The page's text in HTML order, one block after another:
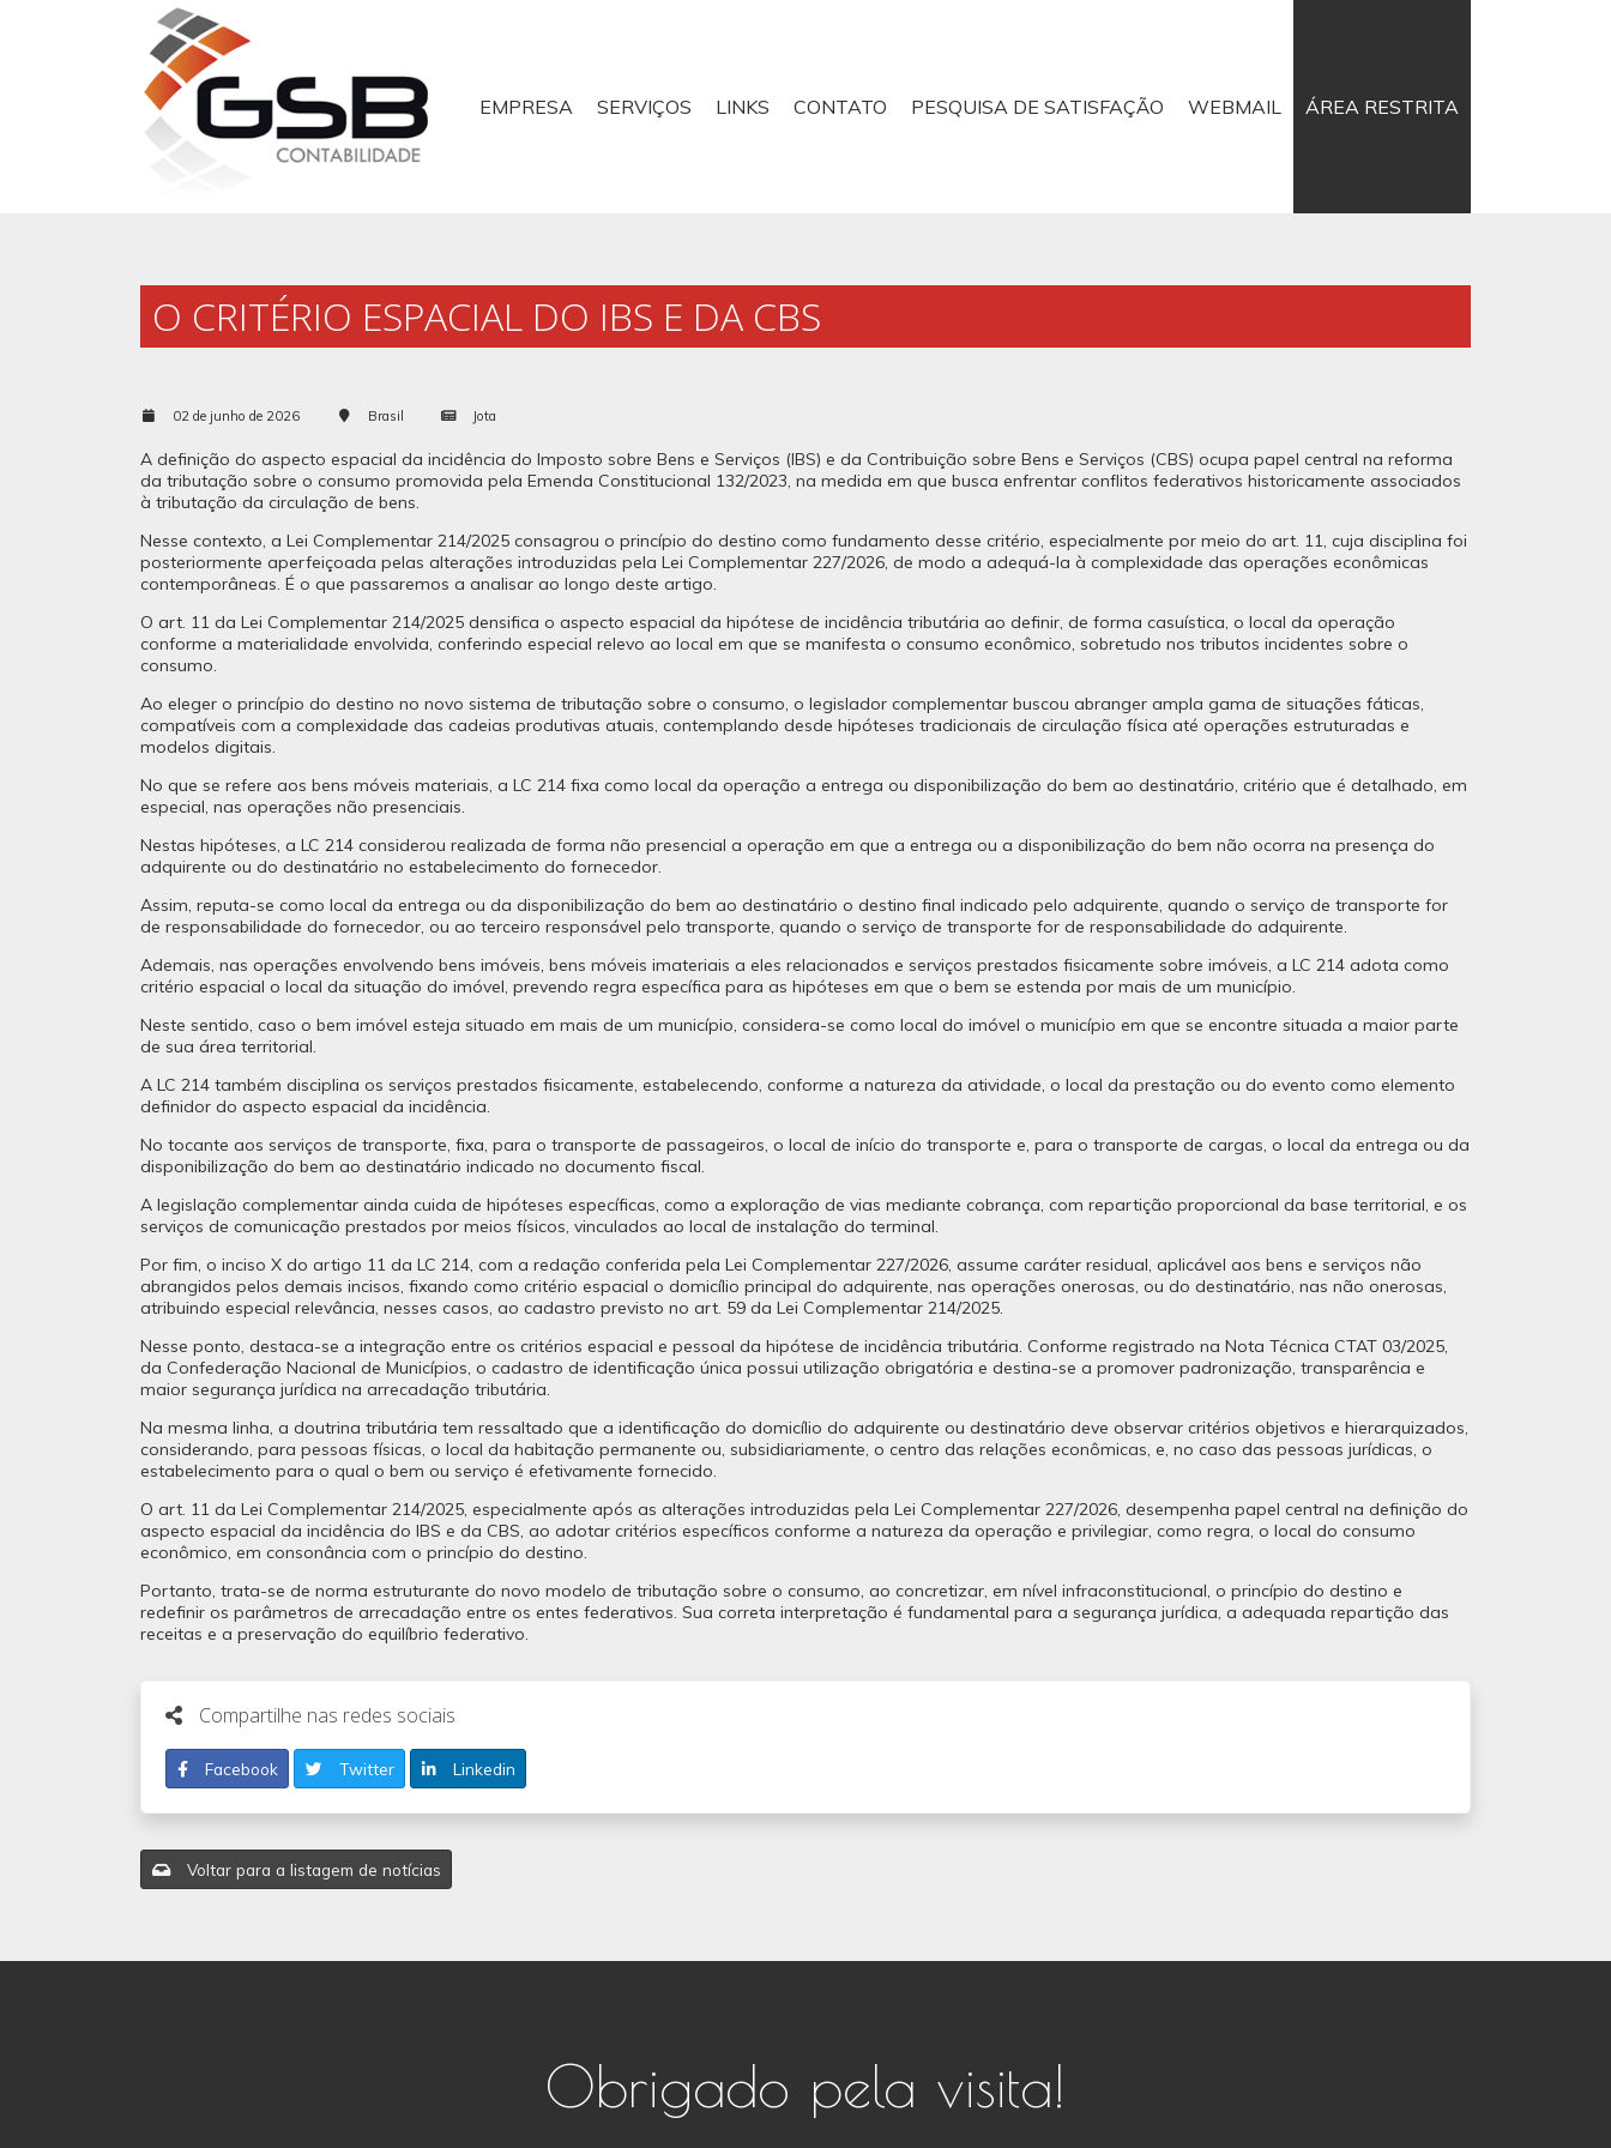
EMPRESA SERVIÇOS LINKS CONTATO PESQUISA DE SATISFAÇÃO WEBMAIL ÁREA RESTRITA
O CRITÉRIO ESPACIAL DO IBS E DA CBS
02 de junho de 2026 Brasil Jota
A definição do aspecto espacial da incidência do Imposto sobre Bens e Serviços (IBS) e da Contribuição sobre Bens e Serviços (CBS) ocupa papel central na reforma
da tributação sobre o consumo promovida pela Emenda Constitucional 132/2023, na medida em que busca enfrentar conflitos federativos historicamente associados
à tributação da circulação de bens.
Nesse contexto, a Lei Complementar 214/2025 consagrou o princípio do destino como fundamento desse critério, especialmente por meio do art. 11, cuja disciplina foi
posteriormente aperfeiçoada pelas alterações introduzidas pela Lei Complementar 227/2026, de modo a adequá-la à complexidade das operações econômicas
contemporâneas. É o que passaremos a analisar ao longo deste artigo.
O art. 11 da Lei Complementar 214/2025 densifica o aspecto espacial da hipótese de incidência tributária ao definir, de forma casuística, o local da operação
conforme a materialidade envolvida, conferindo especial relevo ao local em que se manifesta o consumo econômico, sobretudo nos tributos incidentes sobre o
consumo.
Ao eleger o princípio do destino no novo sistema de tributação sobre o consumo, o legislador complementar buscou abranger ampla gama de situações fáticas,
compatíveis com a complexidade das cadeias produtivas atuais, contemplando desde hipóteses tradicionais de circulação física até operações estruturadas e
modelos digitais.
No que se refere aos bens móveis materiais, a LC 214 fixa como local da operação a entrega ou disponibilização do bem ao destinatário, critério que é detalhado, em
especial, nas operações não presenciais.
Nestas hipóteses, a LC 214 considerou realizada de forma não presencial a operação em que a entrega ou a disponibilização do bem não ocorra na presença do
adquirente ou do destinatário no estabelecimento do fornecedor.
Assim, reputa-se como local da entrega ou da disponibilização do bem ao destinatário o destino final indicado pelo adquirente, quando o serviço de transporte for
de responsabilidade do fornecedor, ou ao terceiro responsável pelo transporte, quando o serviço de transporte for de responsabilidade do adquirente.
Ademais, nas operações envolvendo bens imóveis, bens móveis imateriais a eles relacionados e serviços prestados fisicamente sobre imóveis, a LC 214 adota como
critério espacial o local da situação do imóvel, prevendo regra específica para as hipóteses em que o bem se estenda por mais de um município.
Neste sentido, caso o bem imóvel esteja situado em mais de um município, considera-se como local do imóvel o município em que se encontre situada a maior parte
de sua área territorial.
A LC 214 também disciplina os serviços prestados fisicamente, estabelecendo, conforme a natureza da atividade, o local da prestação ou do evento como elemento
definidor do aspecto espacial da incidência.
No tocante aos serviços de transporte, fixa, para o transporte de passageiros, o local de início do transporte e, para o transporte de cargas, o local da entrega ou da
disponibilização do bem ao destinatário indicado no documento fiscal.
A legislação complementar ainda cuida de hipóteses específicas, como a exploração de vias mediante cobrança, com repartição proporcional da base territorial, e os
serviços de comunicação prestados por meios físicos, vinculados ao local de instalação do terminal.
Por fim, o inciso X do artigo 11 da LC 214, com a redação conferida pela Lei Complementar 227/2026, assume caráter residual, aplicável aos bens e serviços não
abrangidos pelos demais incisos, fixando como critério espacial o domicílio principal do adquirente, nas operações onerosas, ou do destinatário, nas não onerosas,
atribuindo especial relevância, nesses casos, ao cadastro previsto no art. 59 da Lei Complementar 214/2025.
Nesse ponto, destaca-se a integração entre os critérios espacial e pessoal da hipótese de incidência tributária. Conforme registrado na Nota Técnica CTAT 03/2025,
da Confederação Nacional de Municípios, o cadastro de identificação única possui utilização obrigatória e destina-se a promover padronização, transparência e
maior segurança jurídica na arrecadação tributária.
Na mesma linha, a doutrina tributária tem ressaltado que a identificação do domicílio do adquirente ou destinatário deve observar critérios objetivos e hierarquizados,
considerando, para pessoas físicas, o local da habitação permanente ou, subsidiariamente, o centro das relações econômicas, e, no caso das pessoas jurídicas, o
estabelecimento para o qual o bem ou serviço é efetivamente fornecido.
O art. 11 da Lei Complementar 214/2025, especialmente após as alterações introduzidas pela Lei Complementar 227/2026, desempenha papel central na definição do
aspecto espacial da incidência do IBS e da CBS, ao adotar critérios específicos conforme a natureza da operação e privilegiar, como regra, o local do consumo
econômico, em consonância com o princípio do destino.
Portanto, trata-se de norma estruturante do novo modelo de tributação sobre o consumo, ao concretizar, em nível infraconstitucional, o princípio do destino e
redefinir os parâmetros de arrecadação entre os entes federativos. Sua correta interpretação é fundamental para a segurança jurídica, a adequada repartição das
receitas e a preservação do equilíbrio federativo.
Compartilhe nas redes sociais
Facebook Twitter Linkedin
Voltar para a listagem de notícias
Obrigado pela visita!